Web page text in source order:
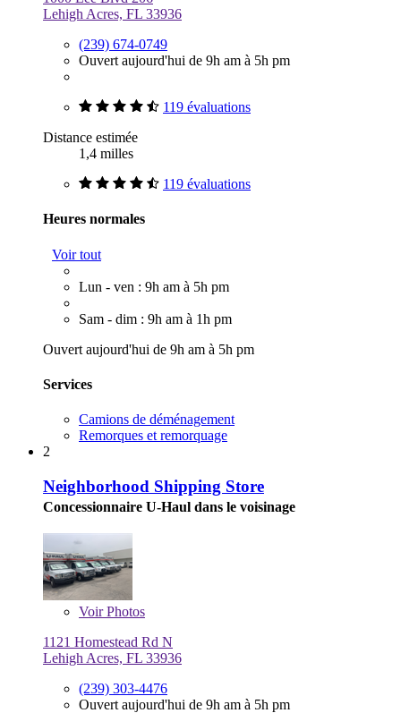
Lehigh Acres, FL 33936
(239) 674-0749
Ouvert aujourd'hui de 9h am à 5h pm
119 évaluations
Distance estimée
1,4 milles
119 évaluations
Heures normales
Voir tout
Lun - ven : 9h am à 5h pm
Sam - dim : 9h am à 1h pm
Ouvert aujourd'hui de 9h am à 5h pm
Services
Camions de déménagement
Remorques et remorquage
2
Neighborhood Shipping Store
Concessionnaire U-Haul dans le voisinage
VoirPhotos
1121 Homestead Rd N
Lehigh Acres, FL 33936
(239) 303-4476
Ouvert aujourd'hui de 9h am à 5h pm